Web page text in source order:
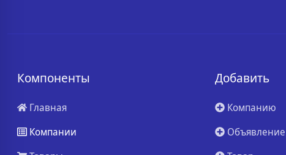
Компоненты
Главная
Компании
Добавить
Компанию
Объявление